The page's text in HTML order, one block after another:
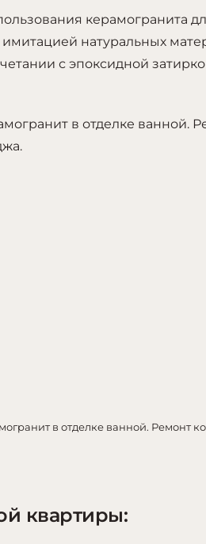
керамогранита
натуральных
с эпоксидной
в отделке ванной. Ремонт
квартиры: